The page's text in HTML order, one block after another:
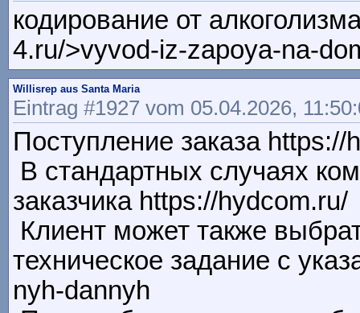
кодирование от
4.ru/>vyvod-iz-zapoya-na-
Willisrep aus Santa Maria
Eintrag #1927 vom 05.04.2026,
Поступление заказа https://
В стандартных случаях
заказчика https://hydcom.ru/
Клиент может также
техническое задание с
nyh-dannyh